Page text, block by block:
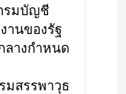
รมบัญชี
านของรัฐ
างกำหนด
มสรรพาวุธ